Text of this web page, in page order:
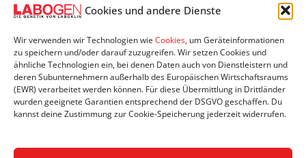
Cookies und andere Dienste
Wir verwenden wir Technologien wie Cookies, um Geräteinformationen
zu speichern und/oder darauf zuzugreifen. Wir setzen Cookies und
ähnliche Technologien ein, bei denen Daten auch von Dienstleistern und
deren Subunternehmern außerhalb des Europäischen Wirtschaftsraums
(EWR) verarbeitet werden können. Für diese Übermittlung in Drittländer
wurden geeignete Garantien entsprechend der DSGVO geschaffen. Du
kannst deine Zustimmung zur Cookie-Speicherung jederzeit widerrufen.
01. Anleitung zur Probenentnahme
02. Versand und Zahlung
03. Impressum
04. Datenschutzerklärung
05. AGB’s
06. Widerrufsbelehrung